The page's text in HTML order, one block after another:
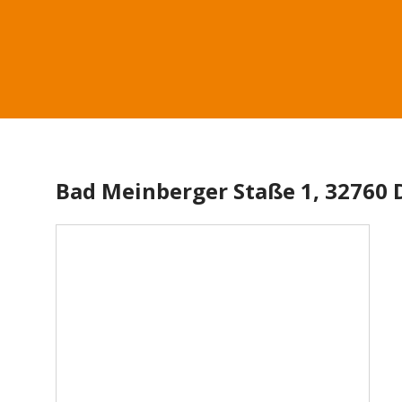
Bad Meinberger Staße 1, 32760